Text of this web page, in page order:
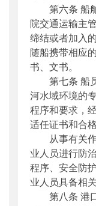
第六条 船舶
院交通运输主
缔结或者加入
随船携带相应
书、文书。
第七条 船员
河水域环境的
程序和要求，
适任证书和合格
从事有关作
业人员进行防
程序、安全防
业人员具备相
第八条 港口